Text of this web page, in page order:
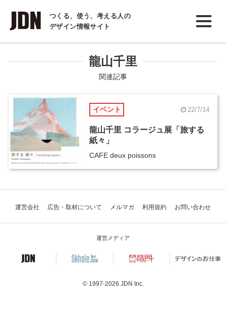
つくる、使う、考える人の
デザイン情報サイト
INTERVIEW
インタビュー
COLUMN
コラム
龍山千里
関連記事
イベント 22/7/14
龍山千里 コラージュ展「旅する
紙々」
CAFE deux poissons
運営会社 広告・取材について メルマガ 利用規約 お問い合わせ
運営メディア
© 1997-2026 JDN Inc.